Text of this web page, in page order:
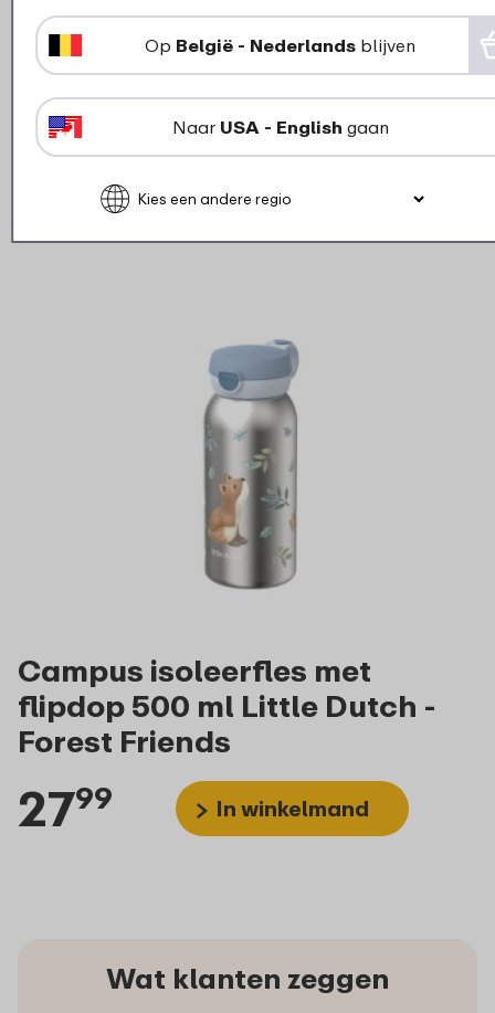
Drukknop Campus drinkfles met
flipdop – Wit
119
Bekijk Bestel
›
Campus isoleerfles met
flipdop 500 ml Little Dutch -
Forest Friends
2799 In winkelmand
Wat klanten zeggen
Op België - Nederlands blijven
Naar USA - English gaan